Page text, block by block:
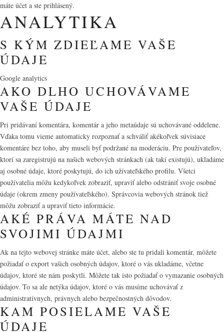
máte účet a ste prihlásený.
ANALYTIKA
S KÝM ZDIEĽAME VAŠE
ÚDAJE
Google analytics
AKO DLHO UCHOVÁVAME
VAŠE ÚDAJE
Pri pridávaní komentára, komentár a jeho metaúdaje sú uchovávané oddelene.
Vďaka tomu vieme automaticky rozpoznať a schváliť akékoľvek súvisiace
komentáre bez toho, aby museli byť podržané na moderáciu. Pre používateľov,
ktorí sa zaregistrujú na našich webových stránkach (ak takí existujú), ukladáme
aj osobné údaje, ktoré poskytujú, do ich užívateľského profilu. Všetci
používatelia môžu kedykoľvek zobraziť, upraviť alebo odstrániť svoje osobné
údaje (okrem zmeny používateľského). Správcovia webových stránok tiež
môžu zobraziť a upraviť tieto informácie.
AKÉ PRÁVA MÁTE NAD
SVOJIMI ÚDAJMI
Ak na tejto webovej stránke máte účet, alebo ste tu pridali komentár, môžete
požiadať o export vašich osobných údajov, ktoré o vás ukladáme, včetne
údajov, ktoré ste nám poskytli. Môžete tak isto požiadať o vymazanie osobných
údajov. To sa ale netýka údajov, ktoré o vás musíme uchovávať z
administratívnych, právnych alebo bezpečnostných dôvodov.
KAM POSIELAME VAŠE
ÚDAJE